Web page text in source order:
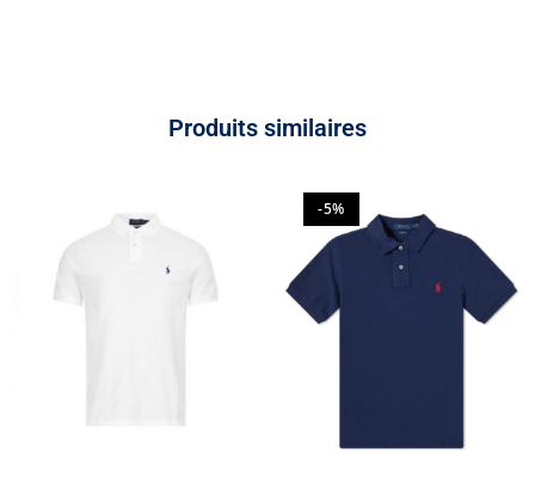
Produits similaires
-5%